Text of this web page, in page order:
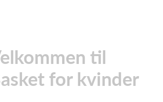
til
for kvinder